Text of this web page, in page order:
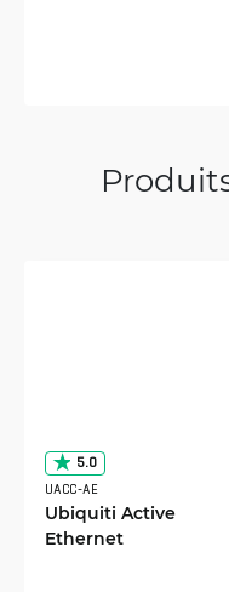
5.0
UACC-AE
Ubiquiti Active
Ethernet